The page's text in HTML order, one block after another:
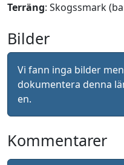
Terräng: Skogssmark
Bilder
Vi fann inga bilder
dokumentera denna
en.
Kommentarer